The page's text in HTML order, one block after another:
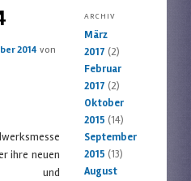
2014 von
ihre neuen
und
ARCHIV
März
2017 (2)
Februar
2017 (2)
Oktober
2015 (14)
September
2015 (13)
August